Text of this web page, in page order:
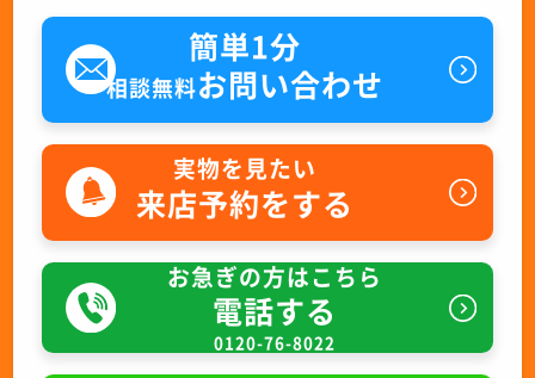
簡単1分
相談無料お問い合わせ
実物を見たい
来店予約をする
お急ぎの方はこちら
電話する
0120-76-8022